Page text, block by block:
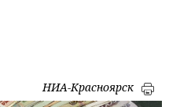
НИА-Красноярск